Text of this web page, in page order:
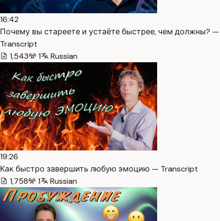
16:42
Почему вы стареете и устаёте быстрее, чем должны? —
Transcript
1,543
1 Russian
19:26
Как быстро завершить любую эмоцию — Transcript
1,758
1 Russian